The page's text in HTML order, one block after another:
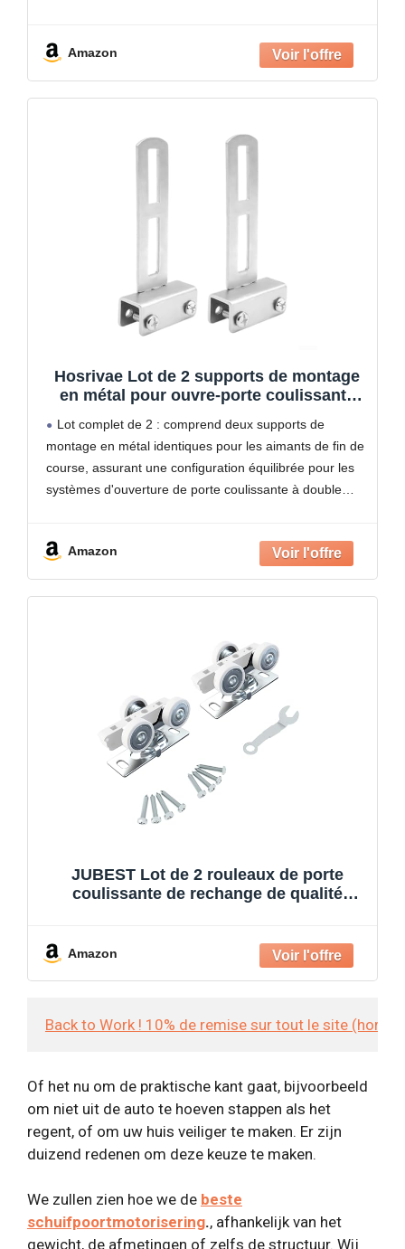
Amazon
Hosrivae Lot de 2 supports de montage
en métal pour ouvre-porte coulissante
améliorée, argent 117 x 51 mm
Lot complet de 2 : comprend deux supports de
montage en métal identiques pour les aimants de fin de
course, assurant une configuration équilibrée pour les
systèmes d'ouverture de porte coulissante à double
Amazon
JUBEST Lot de 2 rouleaux de porte
coulissante de rechange de qualité
Amazon
Back to Work ! 10% de remise sur tout le site (hors
Of het nu om de praktische kant gaat, bijvoorbeeld
om niet uit de auto te hoeven stappen als het
regent, of om uw huis veiliger te maken. Er zijn
duizend redenen om deze keuze te maken.
We zullen zien hoe we de beste
schuifpoortmotorisering., afhankelijk van het
gewicht, de afmetingen of zelfs de structuur. Wij